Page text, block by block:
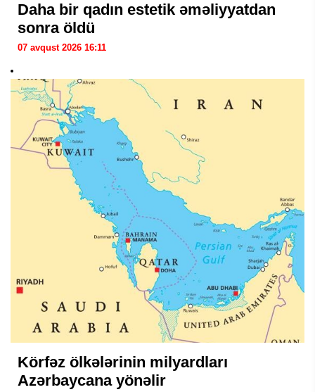
Daha bir qadın estetik əməliyyatdan
sonra öldü
07 avqust 2026 16:11
Körfəz ölkələrinin milyardları
Azərbaycana yönəlir